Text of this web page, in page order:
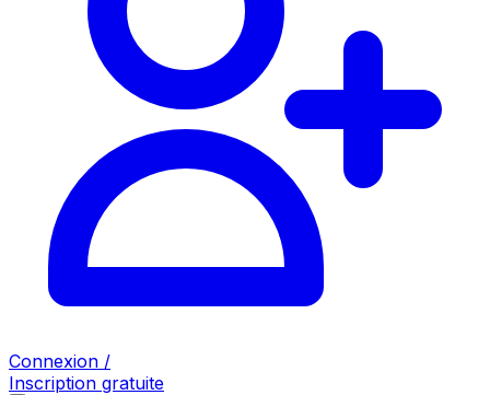
Connexion /
Inscription gratuite